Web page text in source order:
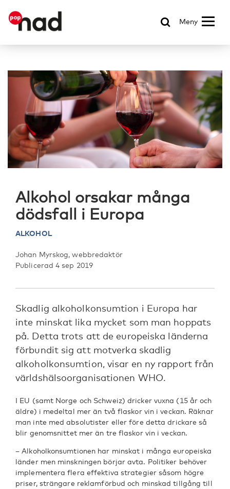
Meny
Alkohol orsakar många
dödsfall i Europa
ALKOHOL
Johan Myrskog, webbredaktör
Publicerad 4 sep 2019
Skadlig alkoholkonsumtion i Europa har
inte minskat lika mycket som man hoppats
på. Detta trots att de europeiska länderna
förbundit sig att motverka skadlig
alkoholkonsumtion, visar en ny rapport från
världshälsoorganisationen WHO.
I EU (samt Norge och Schweiz) dricker vuxna (15 år och
äldre) i medeltal mer än två flaskor vin i veckan. Räknar
man inte med absolutister eller före detta drickare så
blir genomsnittet mer än tre flaskor vin i veckan.
– Alkoholkonsumtionen har minskat i många europeiska
länder men minskningen börjar avta. Politiker behöver
implementera flera effektiva strategier såsom högre
priser, strängare reklamförbud och minskad tillgång till